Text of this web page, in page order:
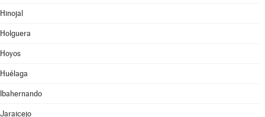
Hinojal
Holguera
Hoyos
Huélaga
Ibahernando
Jaraicejo